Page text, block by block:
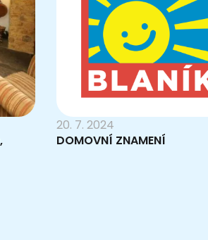
20. 7. 2024
DOMOVNÍ ZNAMENÍ